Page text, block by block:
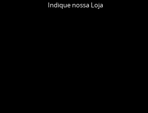
Indique nossa Loja